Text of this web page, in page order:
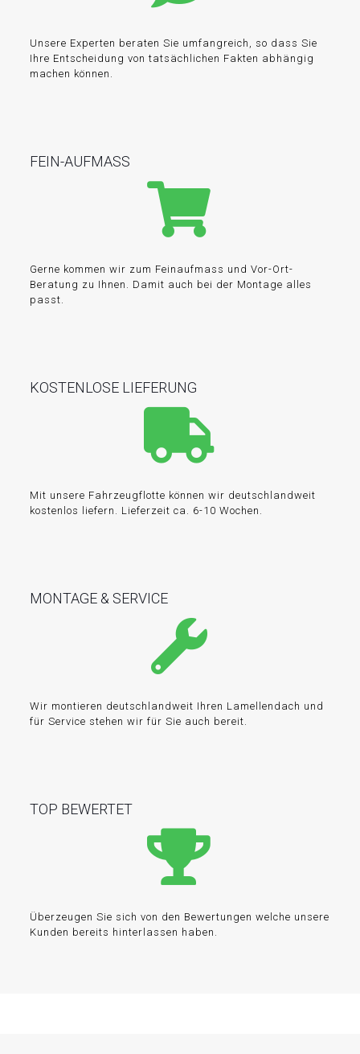
Unsere Experten beraten Sie umfangreich, so dass Sie
Ihre Entscheidung von tatsächlichen Fakten abhängig
machen können.
FEIN-AUFMASS
Gerne kommen wir zum Feinaufmass und Vor-Ort-
Beratung zu Ihnen. Damit auch bei der Montage alles
passt.
KOSTENLOSE LIEFERUNG
Mit unsere Fahrzeugflotte können wir deutschlandweit
kostenlos liefern. Lieferzeit ca. 6-10 Wochen.
MONTAGE & SERVICE
Wir montieren deutschlandweit Ihren Lamellendach und
für Service stehen wir für Sie auch bereit.
TOP BEWERTET
Überzeugen Sie sich von den Bewertungen welche unsere
Kunden bereits hinterlassen haben.